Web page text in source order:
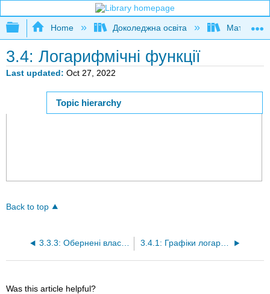
Expand/collapse global hierarchy
Home Доколеджна освіта
3.4: Логарифмічні функції
Last updated Oct 27, 2022
Page ID
Topic hierarchy
Back to top
3.3.3: Обернені властивості логарифмів 3.4.1: Графіки логарифмічних функцій
Was this article helpful?